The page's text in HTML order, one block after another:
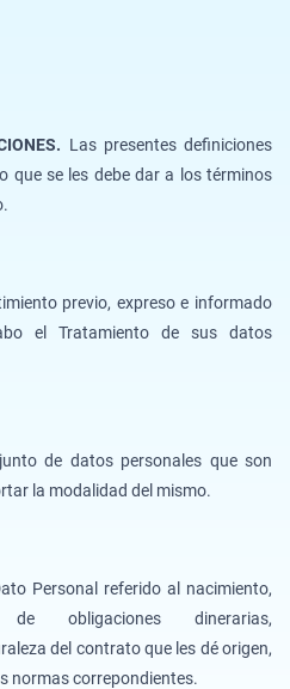
Las presentes definiciones
que se les debe dar a los términos
previo, expreso e informado
el Tratamiento de sus datos
de datos personales que son
la modalidad del mismo.
Personal referido al nacimiento,
obligaciones dinerarias,
del contrato que les dé origen,
normas correpondientes.